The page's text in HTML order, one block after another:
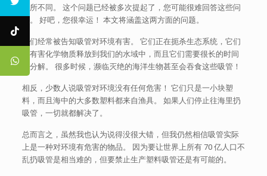
有所不同。 这个问题已经被多次提起了，您可能很难回答这些问
题。 好吧，您很幸运！ 本文将涵盖这两方面的问题。
人们经常被告知吸管对环境有害。 它们正在扼杀生态系统，它们
将有害化学物质释放到我们的水域中，而且它们需要很长的时间
来分解。 很多时候，濒临灭绝的海洋生物甚至会吞食这些吸管！
相反，少数人说吸管对环境没有任何危害！ 它们只是一小块塑
料，而且海中的大多数塑料都来自渔具。 如果人们停止往海里扔
吸管，一切就都解决了。
总而言之，虽然我也认为说得没很大错，但我仍然相信吸管实际
上是一种对环境有危害的物品。 因为要让世界上所有 70 亿人口不
乱扔吸管是相当难的，但要禁止生产塑料吸管还是有可能的。